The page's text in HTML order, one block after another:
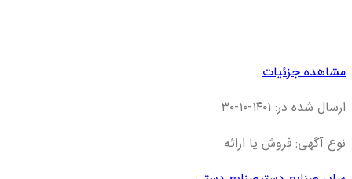
مشاهده جزئیات
ارسال شده در: ۱۴۰۱-۱۰-۳۰
نوع آگهی: فروش یا ارائه